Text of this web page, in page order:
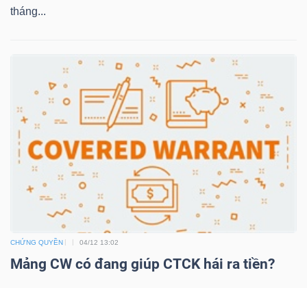
tháng...
CHỨNG QUYỀN 04/12 13:02
Mảng CW có đang giúp CTCK hái ra tiền?
TRÁI
PHIẾU
CỤ
ĐẦU